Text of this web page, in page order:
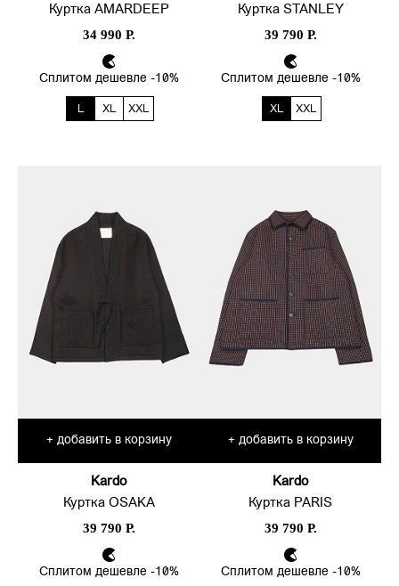
Куртка AMARDEEP
34 990 Р.
Сплитом дешевле -10%
L XL XXL
Куртка STANLEY
39 790 Р.
Сплитом дешевле -10%
XL XXL
+ добавить в корзину
Kardo
Куртка OSAKA
39 790 Р.
Сплитом дешевле -10%
+ добавить в корзину
Kardo
Куртка PARIS
39 790 Р.
Сплитом дешевле -10%